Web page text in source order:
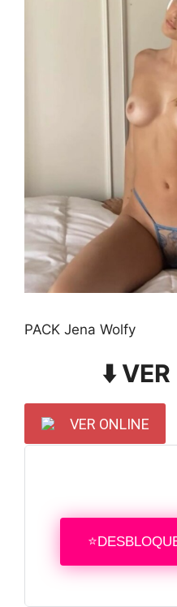
PACK Jena Wolfy
⬇️
VER ONLINE